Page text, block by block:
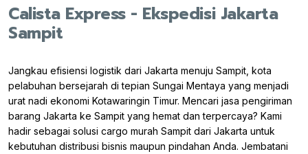
Calista Express - Ekspedisi Jakarta
Sampit
Jangkau efisiensi logistik dari Jakarta menuju Sampit, kota
pelabuhan bersejarah di tepian Sungai Mentaya yang menjadi
urat nadi ekonomi Kotawaringin Timur. Mencari jasa pengiriman
barang Jakarta ke Sampit yang hemat dan terpercaya? Kami
hadir sebagai solusi cargo murah Sampit dari Jakarta untuk
kebutuhan distribusi bisnis maupun pindahan Anda. Jembatani